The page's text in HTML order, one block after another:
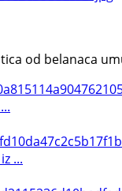
od belanaca
...